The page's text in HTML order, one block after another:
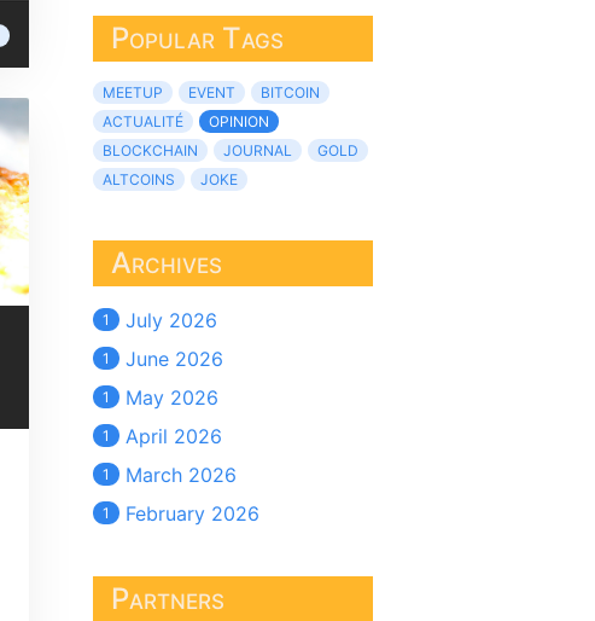
Popular Tags
MEETUP EVENT
BITCOIN
ACTUALITÉ
OPINION
BLOCKCHAIN
JOURNAL
GOLD
ALTCOINS
JOKE
Archives
1 July 2026
1 June 2026
1 May 2026
1 April 2026
1 March 2026
1 February 2026
Partners